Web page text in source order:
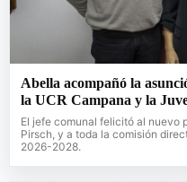
Abella acompañó la
la UCR Campana y la
El jefe comunal felicitó al nuevo
Pirsch, y a toda la comisión
2026-2028.